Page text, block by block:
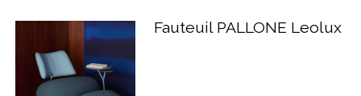
Fauteuil PALLONE Leolux